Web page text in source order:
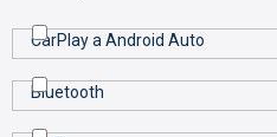
CarPlay a Android Auto
Bluetooth